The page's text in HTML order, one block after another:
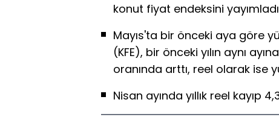
konut fiyat endeksini
Mayıs'ta bir önceki aya göre
(KFE), bir önceki yılın aynı
oranında arttı, reel olarak ise
Nisan ayında yıllık reel kayıp